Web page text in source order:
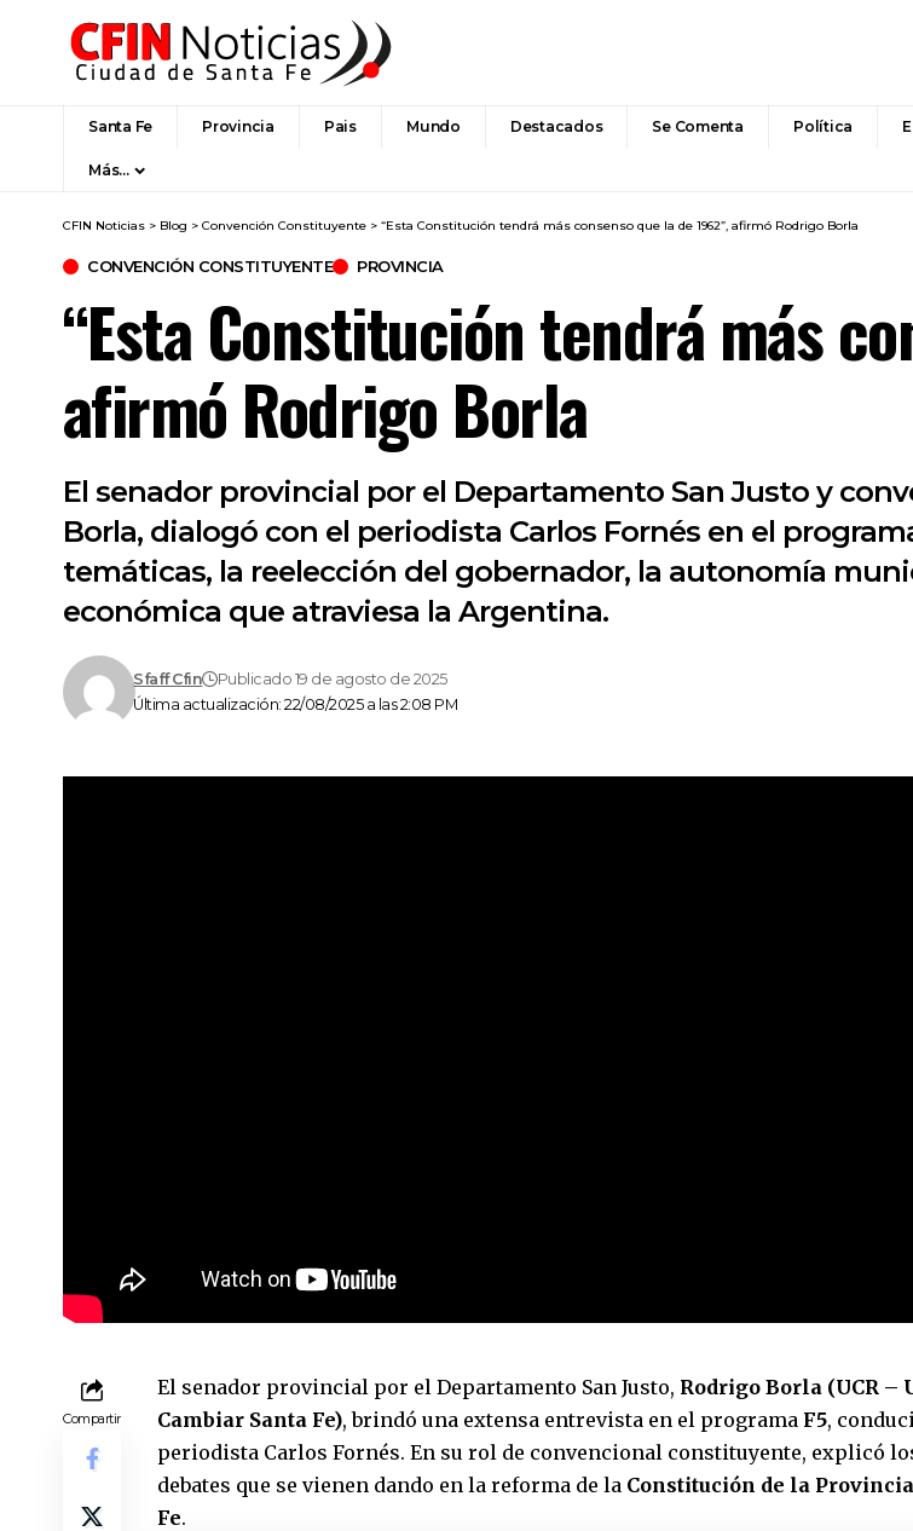
Santa Fe Provincia Pais Mundo Destacados Se Comenta Política
Más…
CFIN Noticias > Blog > Convención Constituyente > “Esta Constitución tendrá más consenso que la de 1962”, afirmó Rodrigo Borla
CONVENCIÓN CONSTITUYENTE PROVINCIA
“Esta Constitución tendrá más
afirmó Rodrigo Borla
El senador provincial por el Departamento San Justo y
Borla, dialogó con el periodista Carlos Fornés en el
temáticas, la reelección del gobernador, la autonomía
económica que atraviesa la Argentina.
Última actualización: 22/08/2025 a las 2:08 PM
Sfaff Cfin Publicado 19 de agosto de 2025
Compartir
El senador provincial por el Departamento San Justo, Rodrigo Borla (UCR –
Cambiar Santa Fe), brindó una extensa entrevista en el programa F5,
periodista Carlos Fornés. En su rol de convencional constituyente, explicó
debates que se vienen dando en la reforma de la Constitución de la
Fe.